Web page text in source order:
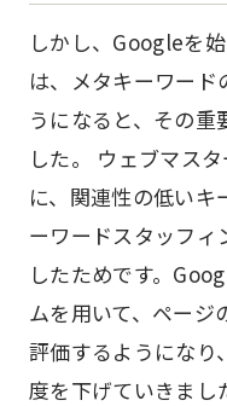
しかし、Googleを
は、メタキーワー
うになると、その重
した。 ウェブマス
に、関連性の低い
ーワードスタッフ
したためです。
ムを用いて、ページ
評価するようになり
度を下げていきまし